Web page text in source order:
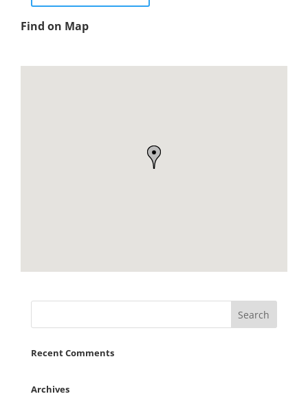
Find on Map
Recent Comments
Archives